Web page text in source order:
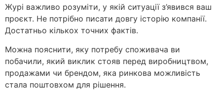
Журі важливо розуміти, у якій ситуації з’явився ваш
проєкт. Не потрібно писати довгу історію компанії.
Достатньо кількох точних фактів.
Можна пояснити, яку потребу споживача ви
побачили, який виклик стояв перед виробництвом,
продажами чи брендом, яка ринкова можливість
стала поштовхом для рішення.